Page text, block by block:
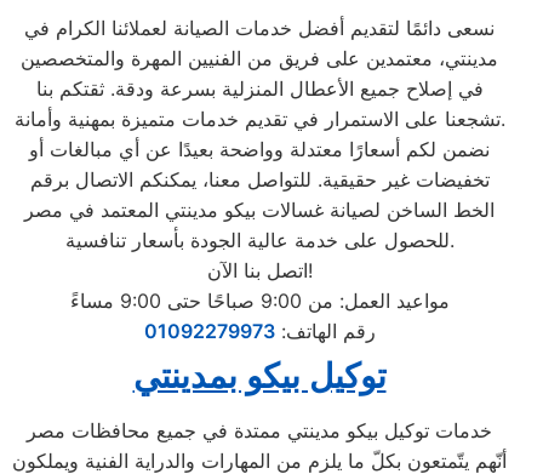
نسعى دائمًا لتقديم أفضل خدمات الصيانة لعملائنا الكرام في
مدينتي، معتمدين على فريق من الفنيين المهرة والمتخصصين
في إصلاح جميع الأعطال المنزلية بسرعة ودقة. ثقتكم بنا
تشجعنا على الاستمرار في تقديم خدمات متميزة بمهنية وأمانة.
نضمن لكم أسعارًا معتدلة وواضحة بعيدًا عن أي مبالغات أو
تخفيضات غير حقيقية. للتواصل معنا، يمكنكم الاتصال برقم
الخط الساخن لصيانة غسالات بيكو مدينتي المعتمد في مصر
للحصول على خدمة عالية الجودة بأسعار تنافسية.
اتصل بنا الآن!
مواعيد العمل: من 9:00 صباحًا حتى 9:00 مساءً
رقم الهاتف:01092279973
توكيل بيكو بمدينتي
خدمات توكيل بيكو مدينتي ممتدة في جميع محافظات مصر
أنّهم يتّمتعون بكلّ ما يلزم من المهارات والدراية الفنية ويملكون